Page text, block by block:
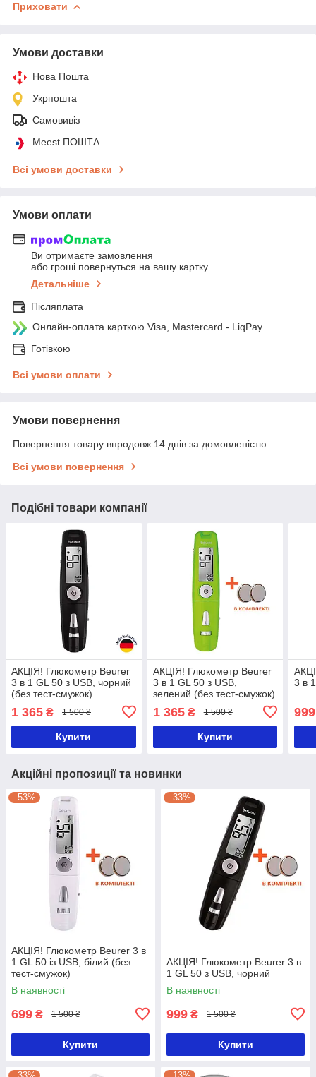
Приховати
Умови доставки
Нова Пошта
Укрпошта
Самовивіз
Meest ПОШТА
Всі умови доставки
Умови оплати
Ви отримаєте замовлення
або гроші повернуться на вашу картку
Детальніше
Післяплата
Онлайн-оплата карткою Visa, Mastercard - LiqPay
Готівкою
Всі умови оплати
Умови повернення
Повернення товару впродовж 14 днів за домовленістю
Всі умови повернення
Подібні товари компанії
АКЦІЯ! Глюкометр Beurer
3 в 1 GL 50 з USB, чорний
(без тест-смужок)
1 365 ₴ 1 500 ₴
Купити
АКЦІЯ! Глюкометр Beurer
3 в 1 GL 50 з USB,
зелений (без тест-смужок)
1 365₴ 1 500 ₴
Купити
3 в
999
Акційні пропозиції та новинки
–53%
АКЦІЯ! Глюкометр Beurer 3 в
1 GL 50 із USB, білий (без
тест-смужок)
В наявності
699 ₴ 1 500 ₴
Купити
–33%
АКЦІЯ! Глюкометр Beurer 3 в
1 GL 50 з USB, чорний
В наявності
999 ₴ 1 500 ₴
Купити